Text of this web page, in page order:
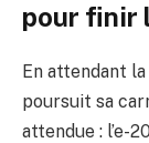
pour finir
En attendant
poursuit sa
attendue : l’e-